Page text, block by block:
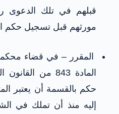
قبلهم في تلك
مورثهم قبل تسجيل حكم
المقرر – في قضاء
المادة 843 من
حكم بالقسمة أن يعتبر
إليه منذ أن تملك في